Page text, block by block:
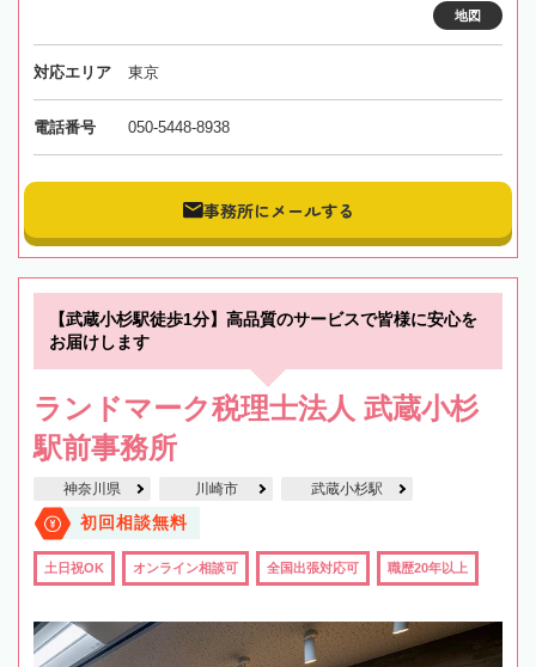
地図
対応エリア 東京
電話番号 050-5448-8938
事務所にメールする
【武蔵小杉駅徒歩1分】高品質のサービスで皆様に安心を
お届けします
ランドマーク税理士法人 武蔵小杉
駅前事務所
神奈川県 川崎市 武蔵小杉駅
初回相談無料
土日祝OK オンライン相談可 全国出張対応可 職歴20年以上